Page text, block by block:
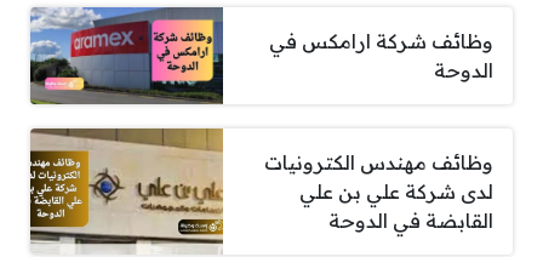
وظائف شركة ارامكس في
الدوحة
وظائف مهندس الكترونيات
لدى شركة علي بن علي
القابضة في الدوحة